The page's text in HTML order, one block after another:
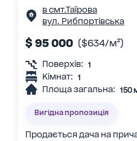
в смт.Таїрова
вул. Рибпортівська
$ 95 000 ($634/м²)
Поверхів: 1
Кімнат: 1
Площа загальна: 150
Вигідна пропозиція
Продається дача на